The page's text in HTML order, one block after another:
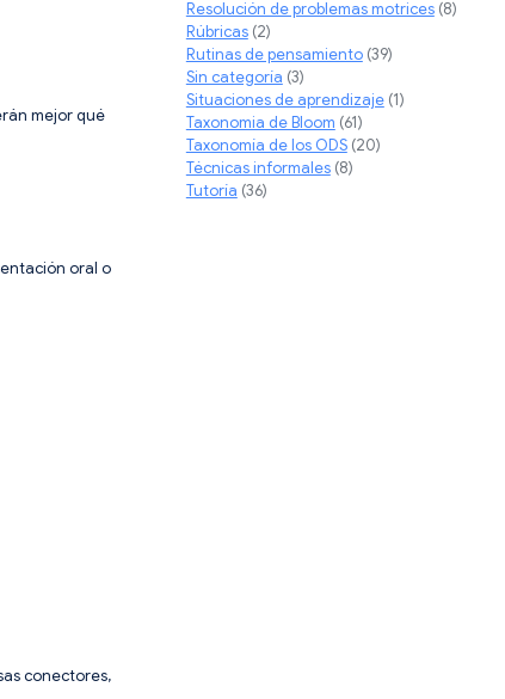
mejor qué
oral o
conectores,
Resolución de problemas motrices(8)
Rúbricas(2)
Rutinas de pensamiento(39)
Sin categoría (3)
Situaciones de aprendizaje(1)
Taxonomia de Bloom (61)
Taxonomía de los ODS(20)
Técnicas informales(8)
Tutoría (36)